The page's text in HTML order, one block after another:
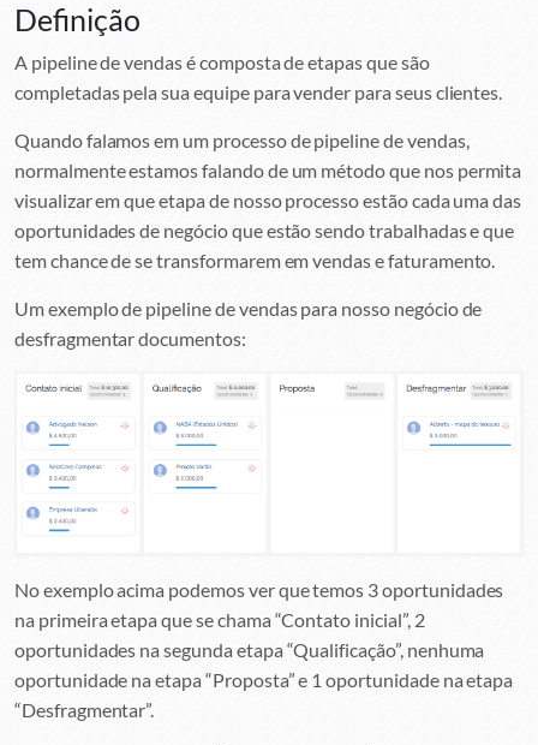
Definição
A pipeline de vendas é composta de etapas que são
completadas pela sua equipe para vender para seus clientes.
Quando falamos em um processo de pipeline de vendas,
normalmente estamos falando de um método que nos permita
visualizar em que etapa de nosso processo estão cada uma das
oportunidades de negócio que estão sendo trabalhadas e que
tem chance de se transformarem em vendas e faturamento.
Um exemplo de pipeline de vendas para nosso negócio de
desfragmentar documentos:
No exemplo acima podemos ver que temos 3 oportunidades
na primeira etapa que se chama “Contato inicial”, 2
oportunidades na segunda etapa “Qualificação”, nenhuma
oportunidade na etapa “Proposta” e 1 oportunidade na etapa
“Desfragmentar”.